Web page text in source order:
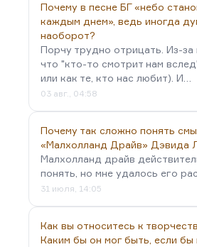
Почему в песне БГ «небо
каждым днем», ведь иногда
наоборот?
Порчу трудно отрицать. Из-за
что "кто-то смотрит нам
или как те, кто нас любит). И…
03 авг., 04:58
Почему так сложно понять
«Малхолланд Драйв» Дэвида
Малхолланд драйв
понять, но мне удалось его
31 июля, 14:05
Как вы относитесь к
Каким бы он мог быть, если бы